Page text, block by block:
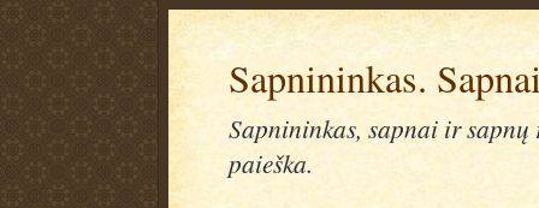
Sapnininkas.
Sapnininkas, sapnai ir
paieška.